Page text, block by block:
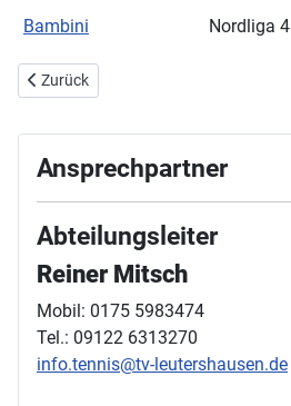
Bambini
Nordliga 4
Vorheriger Beitrag: Bambini 12
Zurück
Ansprechpartner
Abteilungsleiter
Reiner Mitsch
Mobil: 0175 5983474
Tel.: 09122 6313270
info.tennis@tv-leutershausen.de